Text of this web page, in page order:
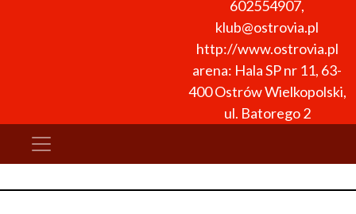
602554907,
klub@ostrovia.pl
http://www.ostrovia.pl
arena: Hala SP nr 11, 63-
400 Ostrów Wielkopolski,
ul. Batorego 2